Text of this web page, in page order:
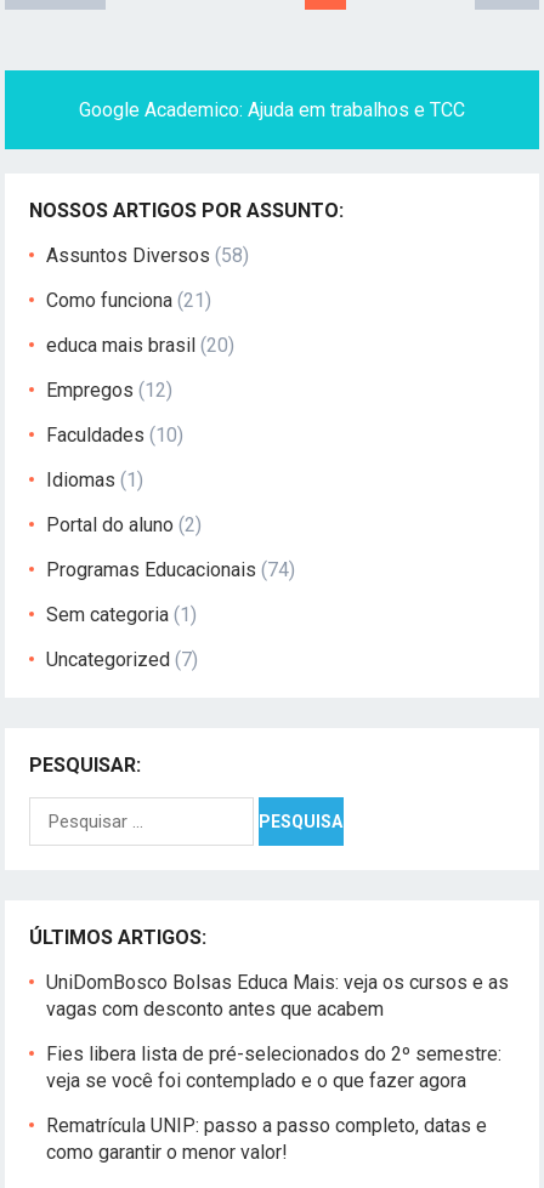
de
Google Academico: Ajuda em trabalhos e TCC
NOSSOS ARTIGOS POR ASSUNTO:
Assuntos Diversos (58)
Como funciona (21)
educa mais brasil (20)
Empregos (12)
Faculdades (10)
Idiomas (1)
Portal do aluno (2)
Programas Educacionais (74)
Sem categoria (1)
Uncategorized (7)
PESQUISAR:
Pesquisar
por:
ÚLTIMOS ARTIGOS:
UniDomBosco Bolsas Educa Mais: veja os cursos e as
vagas com desconto antes que acabem
Fies libera lista de pré-selecionados do 2º semestre:
veja se você foi contemplado e o que fazer agora
Rematrícula UNIP: passo a passo completo, datas e
como garantir o menor valor!